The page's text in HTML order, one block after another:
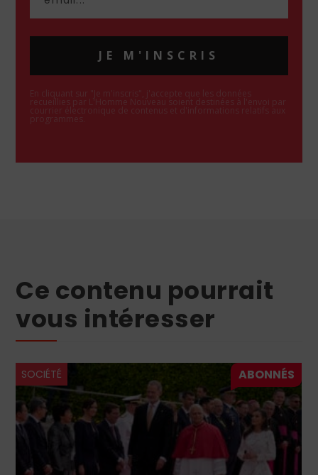
JE M'INSCRIS
En cliquant sur "Je m'inscris", j'accepte que les données
recueillies par L'Homme Nouveau soient destinées à l'envoi par
courrier électronique de contenus et d'informations relatifs aux
programmes.
Ce contenu pourrait
vous intéresser
SOCIÉTÉ